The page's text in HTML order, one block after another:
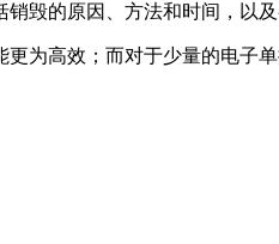
毁的原因、方法和时间，以及
为高效；而对于少量的电子